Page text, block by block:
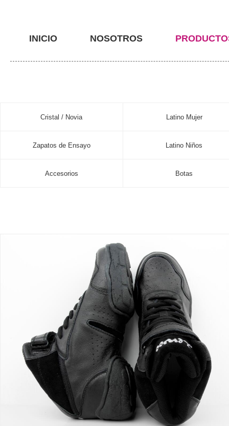
INICIO NOSOTROS
Cristal / Novia Latino Mujer
Zapatos de Ensayo Latino Niños
Accesorios Botas